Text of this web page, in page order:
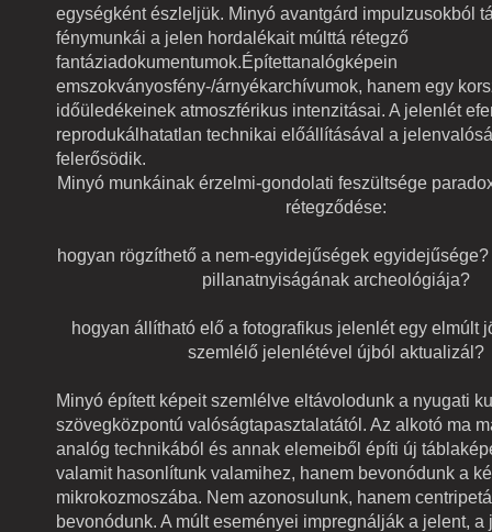
egységként észleljük. Minyó avantgárd impulzusokból
fénymunkái a jelen hordalékait múlttá rétegző
fantáziadokumentumok.Építettanalógképein
emszokványosfény-/árnyékarchívumok, hanem egy
időüledékeinek atmoszférikus intenzitásai. A jelenlét
reprodukálhatatlan technikai előállításával a
felerősödik.
Minyó munkáinak érzelmi-gondolati feszültsége
rétegződése:
hogyan rögzíthető a nem-egyidejűségek
pillanatnyiságának archeológiája?
hogyan állítható elő a fotografikus jelenlét egy elmúlt
szemlélő jelenlétével újból aktualizál?
Minyó épített képeit szemlélve eltávolodunk a nyugati
szövegközpontú valóságtapasztalatától. Az alkotó ma
analóg technikából és annak elemeiből építi új
valamit hasonlítunk valamihez, hanem bevonódunk a
mikrokozmoszába. Nem azonosulunk, hanem
bevonódunk. A múlt eseményei impregnálják a jelent, a